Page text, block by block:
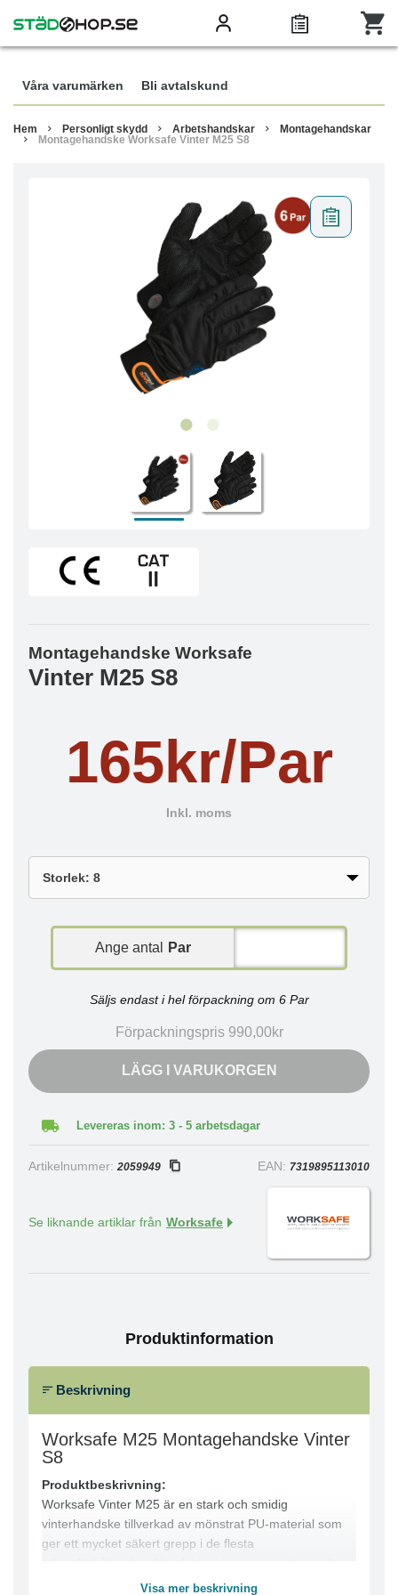
Våra varumärken Bli avtalskund
Hem Personligt skydd Arbetshandskar
Montagehandskar
Montagehandske Worksafe Vinter M25 S8
Montagehandske Worksafe
Vinter M25 S8
165kr/Par
Inkl. moms
Ange antal Par
Säljs endast i hel förpackning om 6 Par
Förpackningspris 990,00kr
LÄGG I VARUKORGEN
Levereras inom: 3 - 5 arbetsdagar
Artikelnummer: 2059949 EAN: 7319895113010
Se liknande artiklar från Worksafe
Produktinformation
Beskrivning
Worksafe M25 Montagehandske Vinter
S8
Produktbeskrivning:
Worksafe Vinter M25 är en stark och smidig
vinterhandske tillverkad av mönstrat PU-material som
ger ett mycket säkert grepp i de flesta
och fingerkänsla samt är helfodrad med 140g polyester
Visa mer beskrivning